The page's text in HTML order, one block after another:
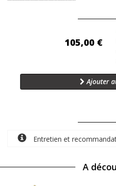
105,00 €
Ajouter
Entretien et
A